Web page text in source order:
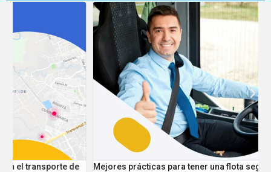
Mejores prácticas para tener una flota segura y controlada